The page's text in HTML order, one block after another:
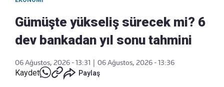
Gümüşte yükseliş sürecek mi? 6
dev bankadan yıl sonu tahmini
06 Ağustos, 2026 - 13:31 06 Ağustos, 2026 - 13:36
Kaydet Paylaş